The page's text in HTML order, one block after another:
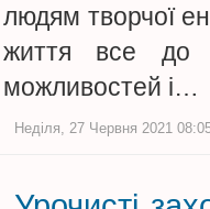
людям творчої
життя все до
можливостей і…
Неділя, 27 Червня 2021